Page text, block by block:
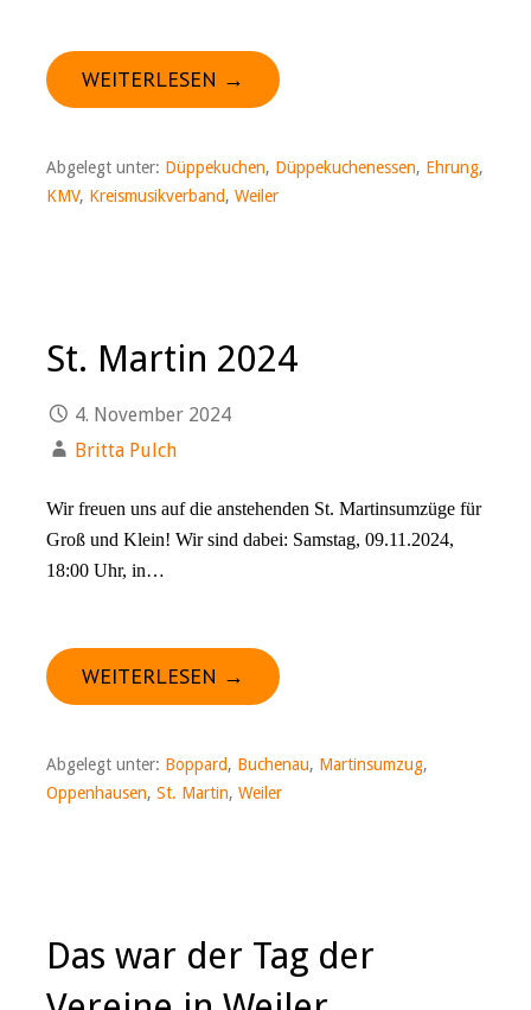
WEITERLESEN →
Abgelegt unter: Düppekuchen, Düppekuchenessen, Ehrung,
KMV, Kreismusikverband, Weiler
St. Martin 2024
4. November 2024
Britta Pulch
Wir freuen uns auf die anstehenden St. Martinsumzüge für
Groß und Klein! Wir sind dabei: Samstag, 09.11.2024,
18:00 Uhr, in…
WEITERLESEN →
Abgelegt unter: Boppard, Buchenau, Martinsumzug,
Oppenhausen, St. Martin, Weiler
Das war der Tag der